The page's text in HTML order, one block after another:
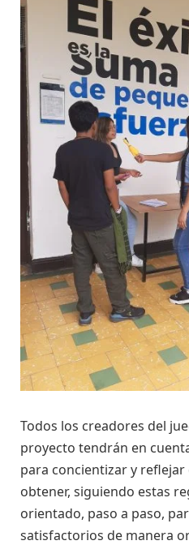
Todos los creadores del
proyecto tendrán en
para concientizar y
obtener, siguiendo estas
orientado, paso a paso,
satisfactorios de manera